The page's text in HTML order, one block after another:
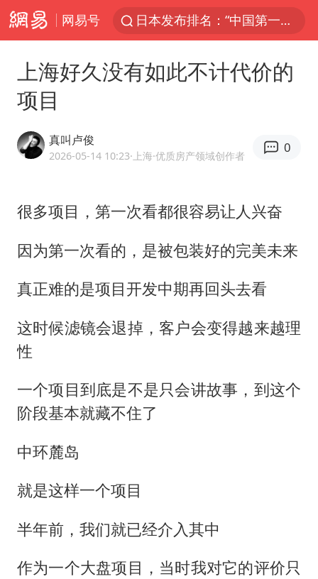
网易号
日本发布排名：“中国第一，美日德韩英法居后”
白海豚将正面袭击贯穿浙江
几元成本的AI广告导致千万市值蒸发
老挝国会主席赛宋蓬逝世
购飞机票7分钟后退票被扣2022元
酒店花洒现排泄物住客索赔遭拒
上海好久没有如此不计代价的
项目
真叫卢俊
2026-05-14 10:23·上海·优质房产领域创作者
0
很多项目，第一次看都很容易让人兴奋
因为第一次看的，是被包装好的完美未来
真正难的是项目开发中期再回头去看
这时候滤镜会退掉，客户会变得越来越理
性
一个项目到底是不是只会讲故事，到这个
阶段基本就藏不住了
中环麓岛
就是这样一个项目
半年前，我们就已经介入其中
作为一个大盘项目，当时我对它的评价只